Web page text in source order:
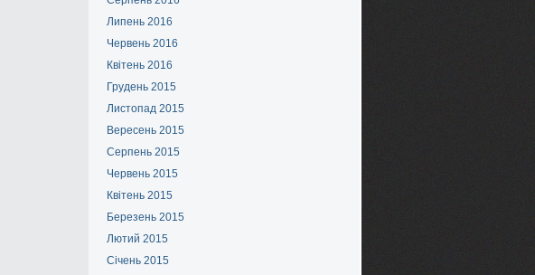
Липень 2016
Червень 2016
Квітень 2016
Грудень 2015
Листопад 2015
Вересень 2015
Серпень 2015
Червень 2015
Квітень 2015
Березень 2015
Лютий 2015
Січень 2015